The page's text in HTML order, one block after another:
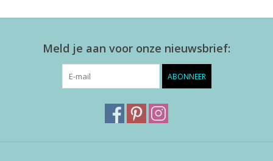
Meld je aan voor onze nieuwsbrief:
ABONNEER